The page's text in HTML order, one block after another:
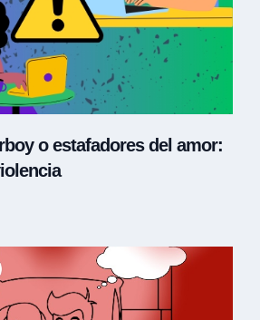
o estafadores del amor: